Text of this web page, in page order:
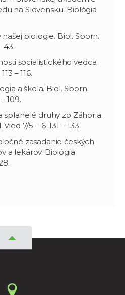
na Slovensku. Biológia
našej biologie. Biol. Sborn.
43.
socialistického vedca.
– 116.
a škola. Biol. Sborn.
109.
splanelé druhy zo Záhoria.
7/5 – 6: 131 – 133.
zasadanie českých
a lekárov. Biológia